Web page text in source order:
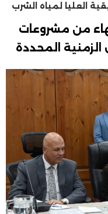
العليا لمياه الشرب
من مشروعات
المحددة